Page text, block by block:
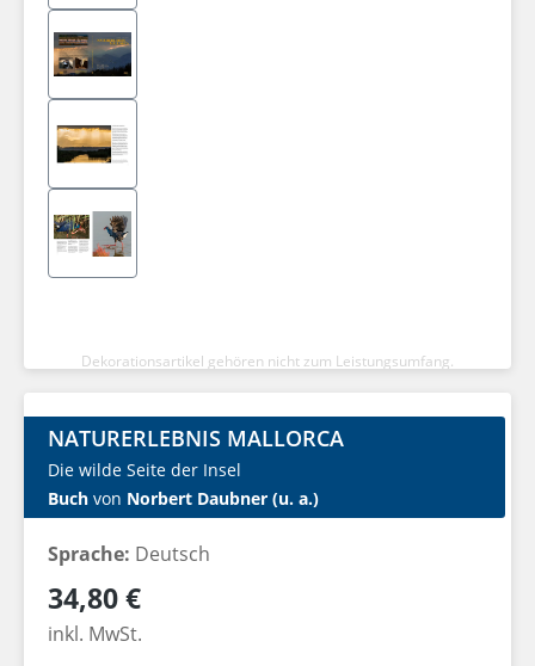
Dekorationsartikel gehören nicht zum Leistungsumfang.
NATURERLEBNIS MALLORCA
Die wilde Seite der Insel
Buch von Norbert Daubner (u. a.)
Sprache: Deutsch
Regulärer Preis:
34,80 €
inkl. MwSt.